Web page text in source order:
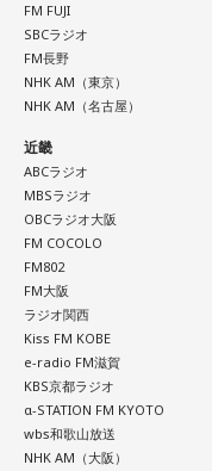
＜例＞
・家の照明、指パッチ
・コンビニで「温めま
か？」とか聞かれる前
グ
・渋谷のギャル1000人
端末めっちゃデカそう
こんな感じで、中島健
※ メールの件名は「ラ
■番組タイトル：ニッ
ポン』
■放送日時：2026年8
（土）午前1時〜3時）
ニッポン放送をキース
FM FUJI
SBCラジオ
FM長野
NHK AM（東京）
NHK AM（名古屋）
近畿
ABCラジオ
MBSラジオ
OBCラジオ大阪
FM COCOLO
FM802
FM大阪
ラジオ関西
Kiss FM KOBE
e-radio FM滋賀
KBS京都ラジオ
α-STATION FM KYOTO
wbs和歌山放送
NHK AM（大阪）